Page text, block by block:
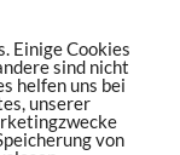
Einige Cookies
sind nicht
helfen uns bei
unserer
von